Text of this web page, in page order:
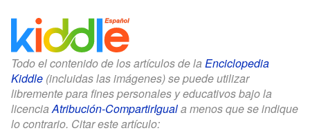
Todo el contenido de los artículos de la Enciclopedia
Kiddle (incluidas las imágenes) se puede utilizar
libremente para fines personales y educativos bajo la
licenciaAtribución-CompartirIguala menos que se indique
lo contrario. Citar este artículo: